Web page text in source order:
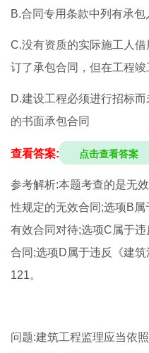
B.合同专用条款中列有承
C.没有资质的实际施工人
订了承包合同，但在工程
D.建设工程必须进行招标
的书面承包合同
查看答案: 点击查看答案
参考解析:本题考查的是无
性规定的无效合同;选项B
有效合同对待;选项C属于
合同;选项D属于违反《建
121。
问题:建筑工程监理应当依